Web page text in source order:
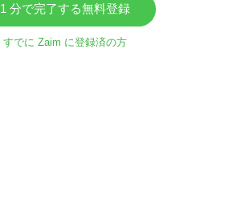
1 分で完了する無料登録
すでに Zaim に登録済の方